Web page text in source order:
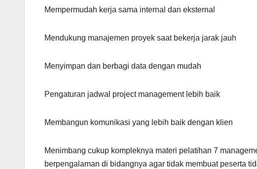
Mempermudah kerja sama internal dan eksternal
Mendukung manajemen proyek saat bekerja jarak jauh
Menyimpan dan berbagi data dengan mudah
Pengaturan jadwal project management lebih baik
Membangun komunikasi yang lebih baik dengan klien
Menimbang cukup kompleknya materi pelatihan 7
berpengalaman di bidangnya agar tidak membuat peserta